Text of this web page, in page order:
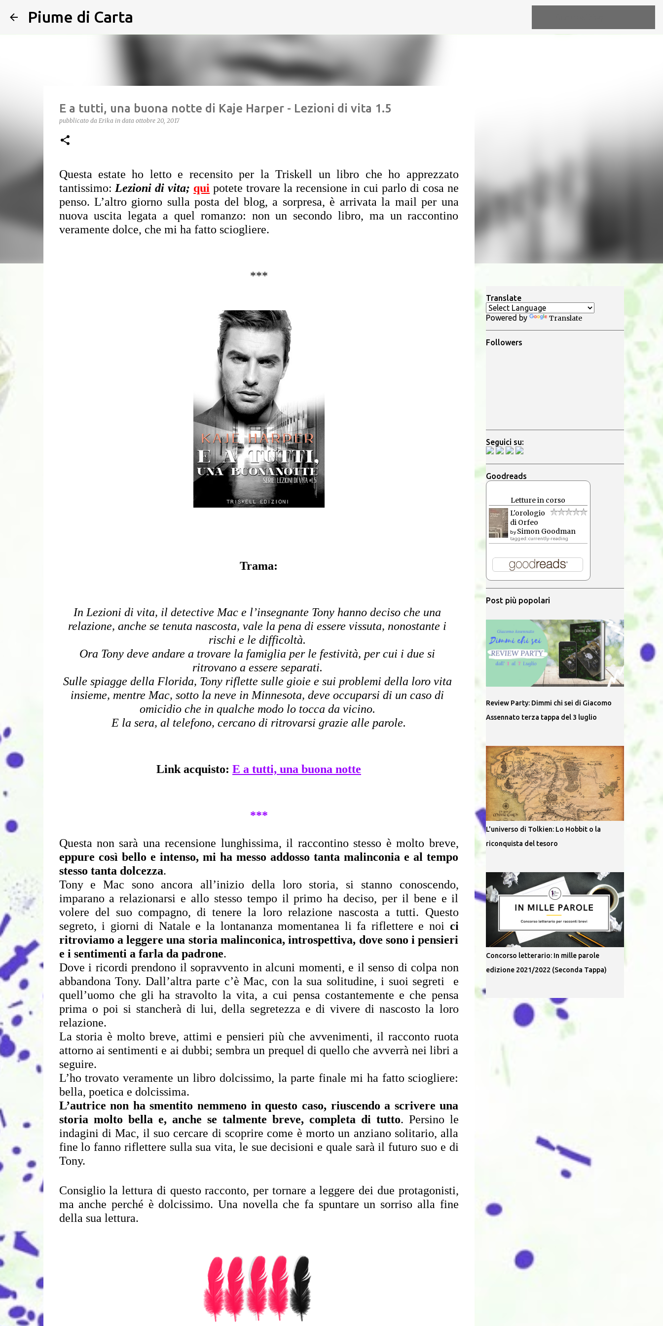
Piume di Carta
E a tutti, una buona notte di Kaje Harper - Lezioni di vita 1.5
pubblicato da Erika in data ottobre 20, 2017
Questa estate ho letto e recensito per la Triskell un libro che ho apprezzato
tantissimo: Lezioni di vita; qui potete trovare la recensione in cui parlo di cosa ne
penso. L’altro giorno sulla posta del blog, a sorpresa, è arrivata la mail per una
nuova uscita legata a quel romanzo: non un secondo libro, ma un raccontino
veramente dolce, che mi ha fatto sciogliere.
***
Trama:
In Lezioni di vita, il detective Mac e l’insegnante Tony hanno deciso che una
relazione, anche se tenuta nascosta, vale la pena di essere vissuta, nonostante i
rischi e le difficoltà.
Ora Tony deve andare a trovare la famiglia per le festività, per cui i due si
ritrovano a essere separati.
Sulle spiagge della Florida, Tony riflette sulle gioie e sui problemi della loro vita
insieme, mentre Mac, sotto la neve in Minnesota, deve occuparsi di un caso di
omicidio che in qualche modo lo tocca da vicino.
E la sera, al telefono, cercano di ritrovarsi grazie alle parole.
Link acquisto: E a tutti, una buona notte
***
eppure così bello e intenso, mi ha messo addosso tanta malinconia e al tempo
stesso tanta dolcezza.
Tony e Mac sono ancora all’inizio della loro storia, si stanno conoscendo,
imparano a relazionarsi e allo stesso tempo il primo ha deciso, per il bene e il
volere del suo compagno, di tenere la loro relazione nascosta a tutti. Questo
segreto, i giorni di Natale e la lontananza momentanea li fa riflettere e noi ci
ritroviamo a leggere una storia malinconica, introspettiva, dove sono i pensieri
e i sentimenti a farla da padrone.
Dove i ricordi prendono il sopravvento in alcuni momenti, e il senso di colpa non
abbandona Tony. Dall’altra parte c’è Mac, con la sua solitudine, i suoi segreti  e
quell’uomo che gli ha stravolto la vita, a cui pensa costantemente e che pensa
prima o poi si stancherà di lui, della segretezza e di vivere di nascosto la loro
relazione.
La storia è molto breve, attimi e pensieri più che avvenimenti, il racconto ruota
attorno ai sentimenti e ai dubbi; sembra un prequel di quello che avverrà nei libri a
seguire.
L’ho trovato veramente un libro dolcissimo, la parte finale mi ha fatto sciogliere:
bella, poetica e dolcissima.
L’autrice non ha smentito nemmeno in questo caso, riuscendo a scrivere una
storia molto bella e, anche se talmente breve, completa di tutto. Persino le
indagini di Mac, il suo cercare di scoprire come è morto un anziano solitario, alla
fine lo fanno riflettere sulla sua vita, le sue decisioni e quale sarà il futuro suo e di
Tony.
Consiglio la lettura di questo racconto, per tornare a leggere dei due protagonisti,
ma anche perché è dolcissimo. Una novella che fa spuntare un sorriso alla fine
della sua lettura.
Translate
Powered by Translate
Followers
Seguici su:
Goodreads
Letture in corso
L'orologio
di Orfeo
by Simon Goodman
tagged: currently-reading
Post più popolari
Review Party: Dimmi chi sei di Giacomo
Assennato terza tappa del 3 luglio
L'universo di Tolkien: Lo Hobbit o la
riconquista del tesoro
Concorso letterario: In mille parole
edizione 2021/2022 (Seconda Tappa)